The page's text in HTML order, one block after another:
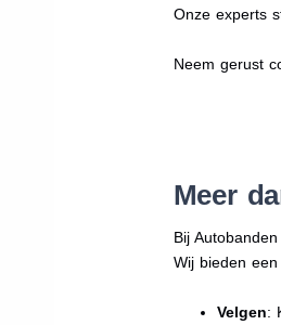
Onze experts
Neem gerust
Meer
Bij
Wij bieden
Velgen: